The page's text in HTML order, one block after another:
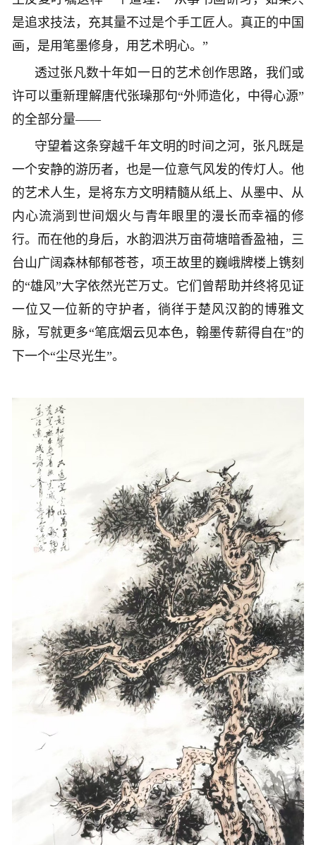
是追求技法，充其量不过是个手工匠人。真正的中国
画，是用笔墨修身，用艺术明心。”
透过张凡数十年如一日的艺术创作思路，我们或
许可以重新理解唐代张璪那句“外师造化，中得心源”
的全部分量——
守望着这条穿越千年文明的时间之河，张凡既是
一个安静的游历者，也是一位意气风发的传灯人。他
的艺术人生，是将东方文明精髓从纸上、从墨中、从
内心流淌到世间烟火与青年眼里的漫长而幸福的修
行。而在他的身后，水韵泗洪万亩荷塘暗香盈袖，三
台山广阔森林郁郁苍苍，项王故里的巍峨牌楼上镌刻
的“雄风”大字依然光芒万丈。它们曾帮助并终将见证
一位又一位新的守护者，徜徉于楚风汉韵的博雅文
脉，写就更多“笔底烟云见本色，翰墨传薪得自在”的
下一个“尘尽光生”。